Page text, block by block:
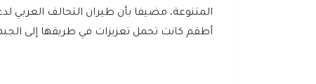
أطقم كانت تحمل تعزيزات في طريقها إلى